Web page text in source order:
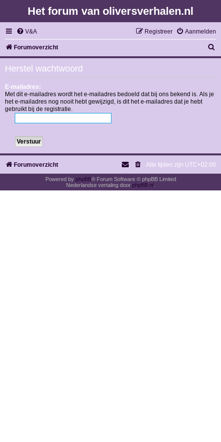
Het forum van oliversverhalen.nl
V&A Aanmelden
Registreer
Forumoverzicht
o
Herstel wachtwoord
E-mailadres:
Met dit e-mailadres wordt het e-mailadres bedoeld dat bij ons bekend is. Als je
het e-mailadres nog nooit hebt gewijzigd, is dit het e-mailadres dat je hebt
gebruikt bij de registratie.
Forumoverzicht Alle tijden zijn UTC+02:00
Powered by phpBB® Forum Software © phpBB Limited
Nederlandse vertaling door phpBB.nl